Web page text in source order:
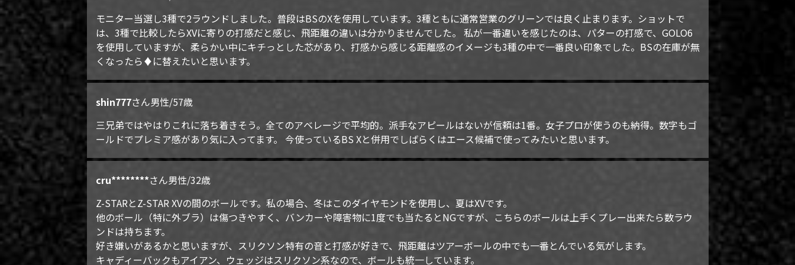
モニター当選し3種で2ラウンドしました。普段はBSのXを使用しています。3種ともに通常営業のグリーンでは良く止まります。ショットで
は、3種で比較したらXVに寄りの打感だと感じ、飛距離の違いは分かりませんでした。 私が一番違いを感じたのは、パターの打感で、GOLO6
を使用していますが、柔らかい中にキチっとした芯があり、打感から感じる距離感のイメージも3種の中で一番良い印象でした。BSの在庫が無
くなったら♦に替えたいと思います。
shin777さん男性/57歳
三兄弟ではやはりこれに落ち着きそう。全てのアベレージで平均的。派手なアピールはないが信頼は1番。女子プロが使うのも納得。数字もゴ
ールドでプレミア感があり気に入ってます。 今使っているBS Xと併用でしばらくはエース候補で使ってみたいと思います。
cru********さん男性/32歳
Z-STARとZ-STAR XVの間のボールです。私の場合、冬はこのダイヤモンドを使用し、夏はXVです。
他のボール（特に外ブラ）は傷つきやすく、バンカーや障害物に1度でも当たるとNGですが、こちらのボールは上手くプレー出来たら数ラウ
ンドは持ちます。
好き嫌いがあるかと思いますが、スリクソン特有の音と打感が好きで、飛距離はツアーボールの中でも一番とんでいる気がします。
キャディーバックもアイアン、ウェッジはスリクソン系なので、ボールも統一しています。